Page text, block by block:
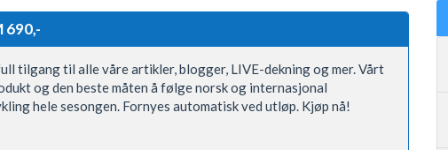
690,-
tilgang til alle våre artikler, blogger, LIVE-dekning og mer. Vårt
og den beste måten å følge norsk og internasjonal
hele sesongen. Fornyes automatisk ved utløp. Kjøp nå!